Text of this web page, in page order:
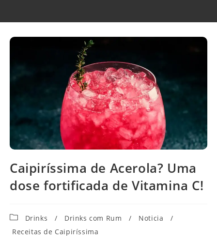
Caipiríssima de Acerola? Uma
dose fortificada de Vitamina C!
Categoria
post:
Drinks / Drinks com Rum / Noticia
/
Receitas de Caipiríssima